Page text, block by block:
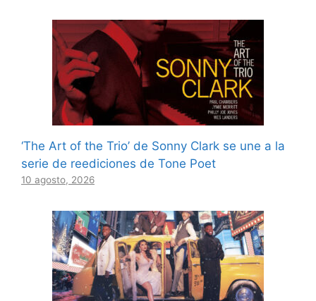
‘The Art of the Trio’ de Sonny Clark se une a la
serie de reediciones de Tone Poet
10 agosto, 2026